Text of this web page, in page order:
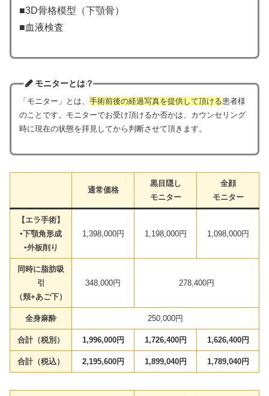
■3D骨格模型（下顎骨）
■血液検査
モニターとは？
「モニター」とは、 手術前後の経過写真を提供して頂ける患者様
のことです。モニターでお受け頂けるか否かは、カウンセリング
時に現在の状態を拝見してから判断させて頂きます。
通常価格
黒目隠し
モニター
全顔
モニター
【エラ手術】
▪︎下顎角形成
▪︎外板削り
1,398,000円 1,198,000円 1,098,000円
同時に脂肪吸
引
（頬+あご下）
348,000円 278,400円
全身麻酔 250,000円
合計（税別） 1,996,000円 1,726,400円 1,626,400円
合計（税込） 2,195,600円 1,899,040円 1,789,040円